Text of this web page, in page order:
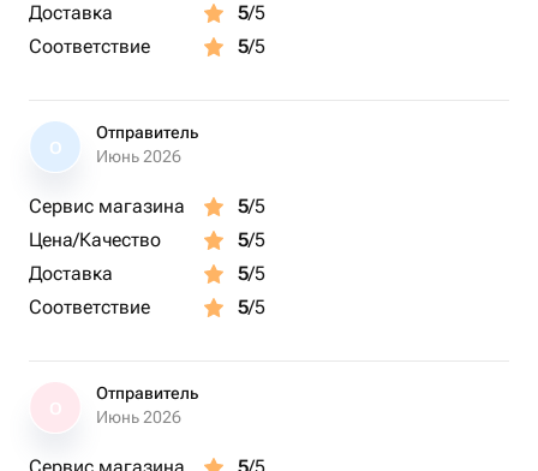
Доставка
5/5
Соответствие
5/5
О
Отправитель
Июнь 2026
Сервис магазина 5/5
Цена/Качество
5/5
Доставка
5/5
Соответствие
5/5
Отправитель
Июнь 2026